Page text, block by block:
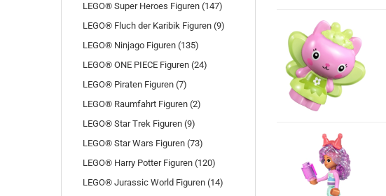
LEGO® Super Heroes Figuren (147)
LEGO® Fluch der Karibik Figuren (9)
LEGO® Ninjago Figuren (135)
LEGO® ONE PIECE Figuren (24)
LEGO® Piraten Figuren (7)
LEGO® Raumfahrt Figuren (2)
LEGO® Star Trek Figuren (9)
LEGO® Star Wars Figuren (73)
LEGO® Harry Potter Figuren (120)
LEGO® Jurassic World Figuren (14)